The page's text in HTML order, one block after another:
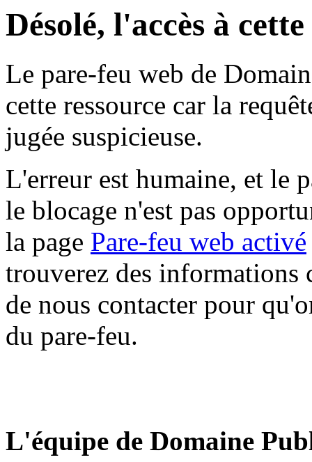
Désolé, l'accès à
Le pare-feu web de
cette ressource car la
jugée suspicieuse.
L'erreur est humaine, et le
le blocage n'est pas
la page Pare-feu web activé
trouverez des informations
de nous contacter pour
du pare-feu.
L'équipe de Domaine